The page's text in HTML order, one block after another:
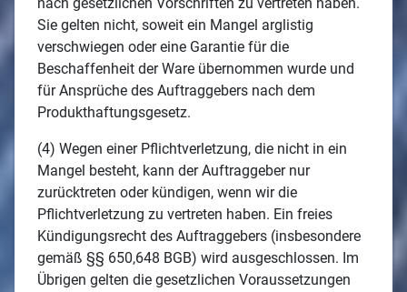
Sie gelten nicht, soweit ein Mangel arglistig
verschwiegen oder eine Garantie für die
Beschaffenheit der Ware übernommen wurde und
für Ansprüche des Auftraggebers nach dem
Produkthaftungsgesetz.
(4) Wegen einer Pflichtverletzung, die nicht in ein
Mangel besteht, kann der Auftraggeber nur
zurücktreten oder kündigen, wenn wir die
Pflichtverletzung zu vertreten haben. Ein freies
Kündigungsrecht des Auftraggebers (insbesondere
gemäß §§ 650,648 BGB) wird ausgeschlossen. Im
Übrigen gelten die gesetzlichen Voraussetzungen